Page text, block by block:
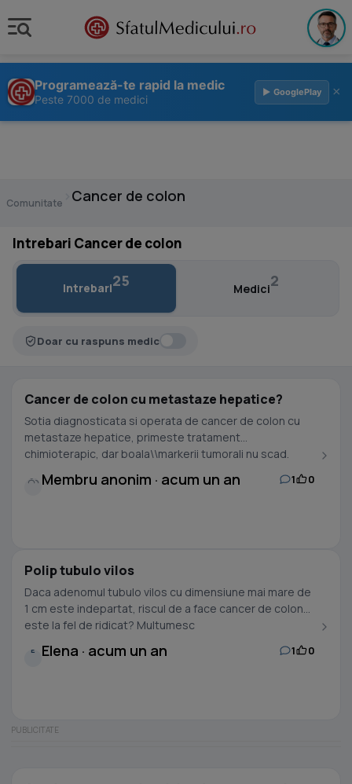
Programează-te rapid la medic
Peste 7000 de medici
▶ GooglePlay ×
Comunitate Cancer de colon
Intrebari Cancer de colon
Intrebari25 Medici2
Doar cu raspuns medic
Cancer de colon cu metastaze hepatice?
Sotia diagnosticata si operata de cancer de colon cu
metastaze hepatice, primeste tratament
chimioterapic, dar boala\\markerii tumorali nu scad.
Membru anonim · acum un an 1 0
Polip tubulo vilos
Daca adenomul tubulo vilos cu dimensiune mai mare de
1 cm este indepartat, riscul de a face cancer de colon
este la fel de ridicat? Multumesc
E Elena · acum un an 1 0